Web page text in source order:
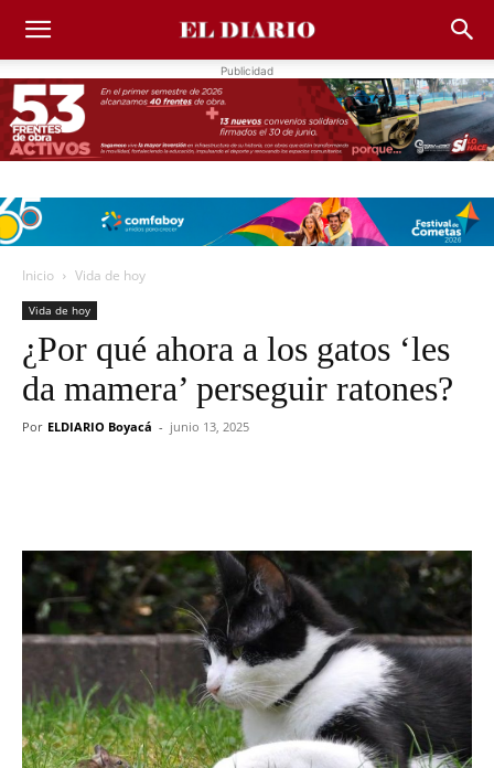
Publicidad
Inicio Vida de hoy
Vida de hoy
¿Por qué ahora a los gatos ‘les
da mamera’ perseguir ratones?
Por ELDIARIO Boyacá - junio 13, 2025